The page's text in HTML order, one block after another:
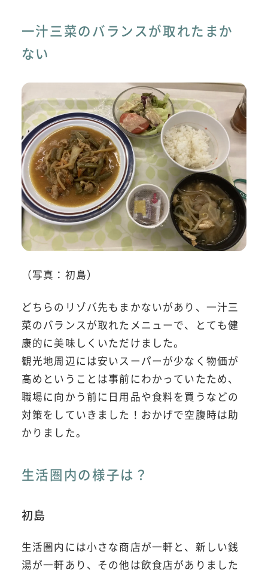
一汁三菜のバランスが取れたまか
ない
（写真：初島）
どちらのリゾバ先もまかないがあり、一汁三
菜のバランスが取れたメニューで、とても健
康的に美味しくいただけました。
観光地周辺には安いスーパーが少なく物価が
高めということは事前にわかっていたため、
職場に向かう前に日用品や食料を買うなどの
対策をしていきました！おかげで空腹時は助
かりました。
生活圏内の様子は？
初島
生活圏内には小さな商店が一軒と、新しい銭
湯が一軒あり、その他は飲食店がありました